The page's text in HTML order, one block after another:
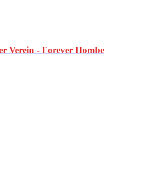
Verein - Forever Hombe